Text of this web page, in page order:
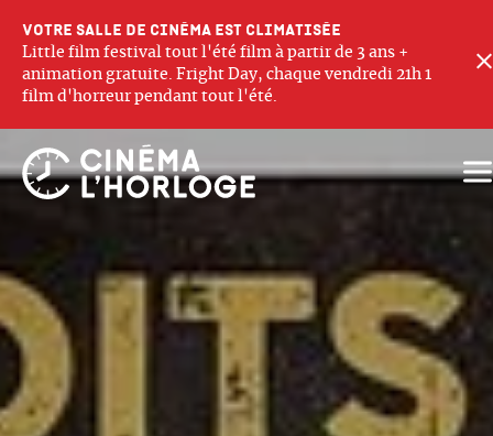
Votre salle de cinéma est climatisée
Little film festival tout l'été film à partir de 3 ans +
animation gratuite. Fright Day, chaque vendredi 21h 1
film d'horreur pendant tout l'été.